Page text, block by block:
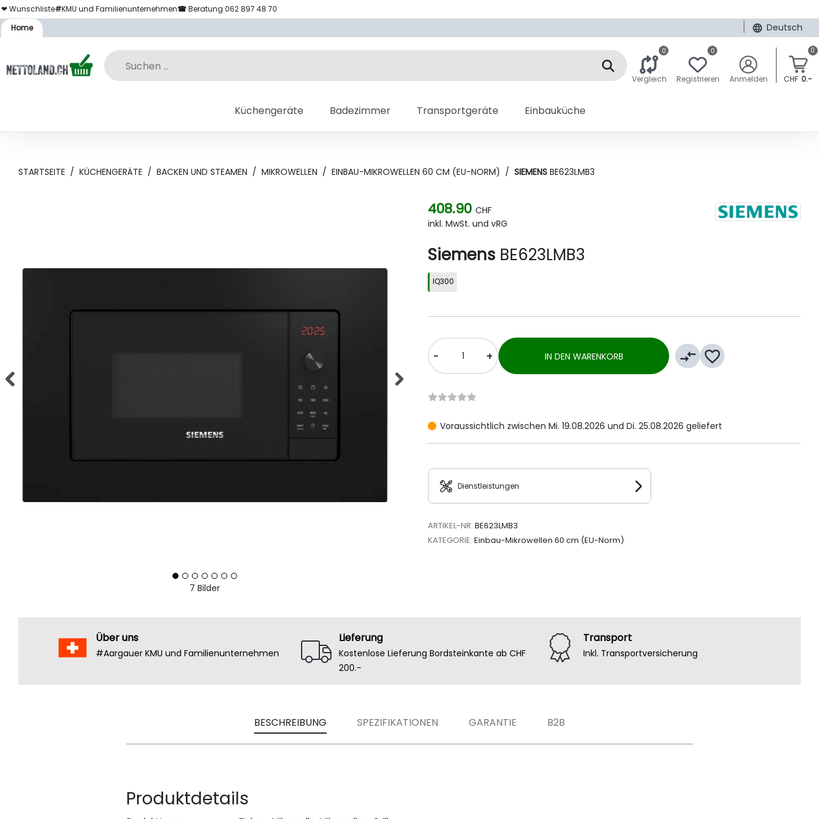
❤ Wunschliste#KMU und Familienunternehmen☎Beratung 062 897 48 70
Home
Deutsch
0
Vergleich
0
Registrieren Anmelden
0
CHF 0.-
Küchengeräte Badezimmer Transportgeräte Einbauküche
STARTSEITE / KÜCHENGERÄTE / BACKEN UND STEAMEN / MIKROWELLEN / EINBAU-MIKROWELLEN 60 CM (EU-NORM) / SIEMENS BE623LMB3
7 Bilder
408.90 CHF
inkl. MwSt. und vRG
Siemens BE623LMB3
IQ300
- + IN DEN WARENKORB compare_arrows favorite_border
Voraussichtlich zwischen Mi. 19.08.2026 und Di. 25.08.2026 geliefert
Dienstleistungen
ARTIKEL-NR. BE623LMB3
KATEGORIE: Einbau-Mikrowellen 60 cm (EU-Norm)
Über uns
#Aargauer KMU und Familienunternehmen
Lieferung
Kostenlose Lieferung Bordsteinkante ab CHF
200.-
Transport
Inkl. Transportversicherung
BESCHREIBUNG SPEZIFIKATIONEN GARANTIE B2B
Produktdetails